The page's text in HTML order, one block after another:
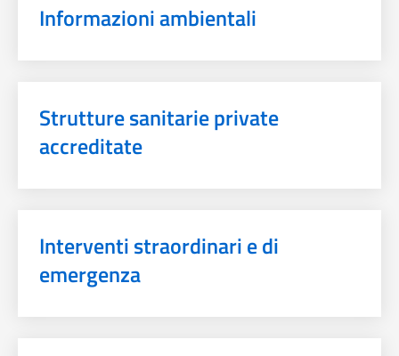
Informazioni ambientali
Strutture sanitarie private
accreditate
Interventi straordinari e di
emergenza